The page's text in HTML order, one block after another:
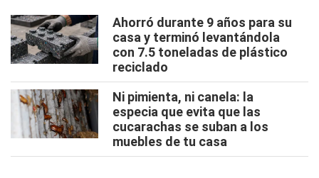
Ahorró durante 9 años para su
casa y terminó levantándola
con 7.5 toneladas de plástico
reciclado
Ni pimienta, ni canela: la
especia que evita que las
cucarachas se suban a los
muebles de tu casa